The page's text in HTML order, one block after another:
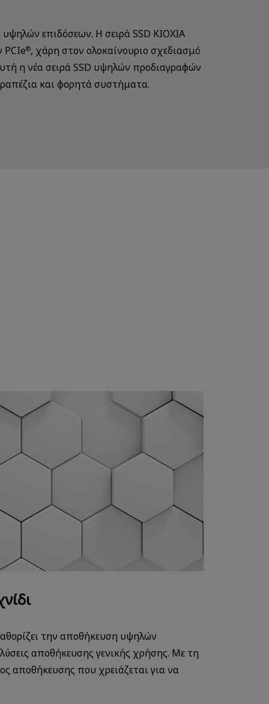
επιδόσεων. Η σειρά SSD KIOXIA
PCIe®, χάρη στον ολοκαίνουριο σχεδιασμό
η νέα σειρά SSD υψηλών προδιαγραφών
και φορητά συστήματα.
την αποθήκευση υψηλών
αποθήκευσης γενικής χρήσης. Με τη
αποθήκευσης που χρειάζεται για να